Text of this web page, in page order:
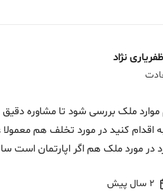
نژاد
ملک بررسی شود تا مشاوره دقیق
کنید در مورد تخلف هم معمولا
در مورد ملک هم اگر اپارتمان است
2 سال پیش